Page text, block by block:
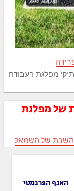
מפלגת העבודה
של מפלגת
השבת של השמאל
האגף הפרגמטי